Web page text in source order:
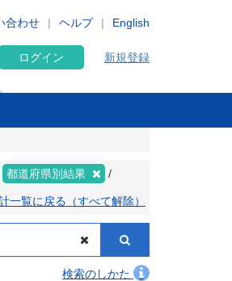
English
合わせ ヘルプ
ログイン 新規登録
都道府県別結果
一覧に戻る（すべて解除）
検索のしかた